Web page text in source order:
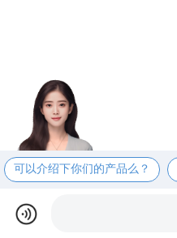
可以介绍下你们的产品么？